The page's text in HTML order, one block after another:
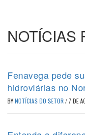
NOTÍCIAS
Fenavega pede
hidroviárias no
BYNOTÍCIAS DO SETOR / 7 DE